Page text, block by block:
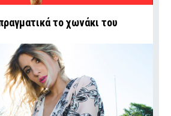
το χωνάκι του